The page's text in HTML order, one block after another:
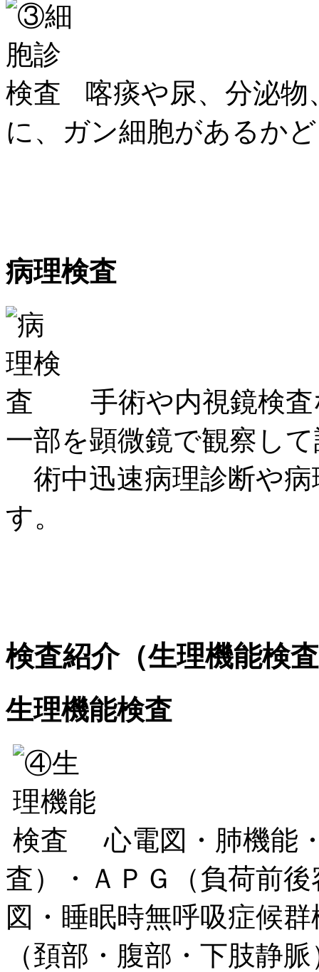
喀痰や尿、分泌
に、ガン細胞があるか
病理検査
手術や内視鏡検査
一部を顕微鏡で観察し
術中迅速病理診断や
す。
検査紹介（生理機能検
生理機能検査
心電図・肺機能
査）・ＡＰＧ（負荷前
図・睡眠時無呼吸症候
（頚部・腹部・下肢静